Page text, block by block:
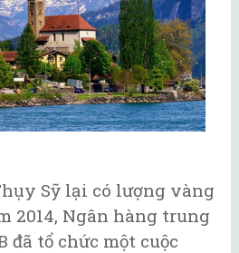
Sỹ lại có lượng vàng
2014, Ngân hàng trung
đã tổ chức một cuộc